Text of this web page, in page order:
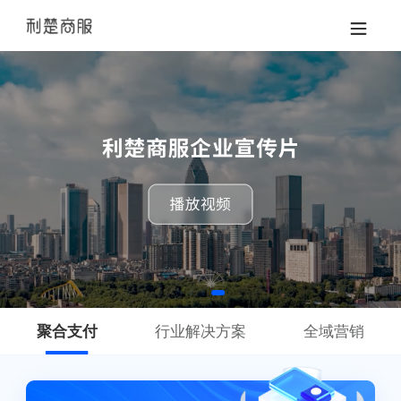
聚合支付 行业解决方案 全域营销